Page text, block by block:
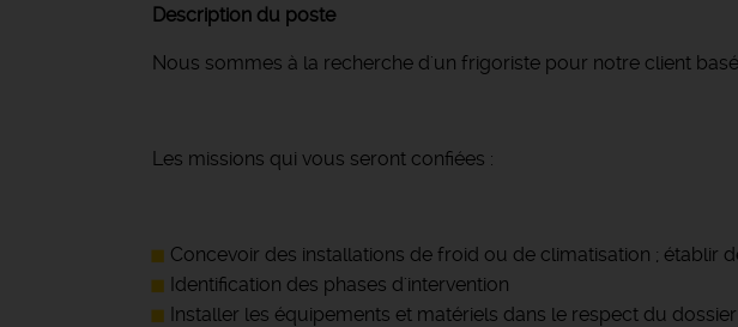
Description du poste
Nous sommes à la recherche d'un frigoriste pour notre client
Les missions qui vous seront confiées :
Concevoir des installations de froid ou de climatisation ; établir
Identification des phases d'intervention
Installer les équipements et matériels dans le respect du